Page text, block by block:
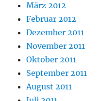
März 2012
Februar 2012
Dezember 2011
November 2011
Oktober 2011
September 2011
August 2011